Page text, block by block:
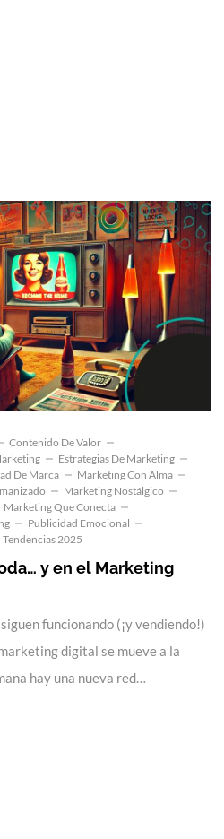
Contenido De Valor
Estrategias De Marketing
De Marca
Marketing Con Alma
Marketing Nostálgico
Marketing Que Conecta
Publicidad Emocional
Tendencias 2025
y en el Marketing
funcionando (¡y vendiendo!)
digital se mueve a la
hay una nueva red…